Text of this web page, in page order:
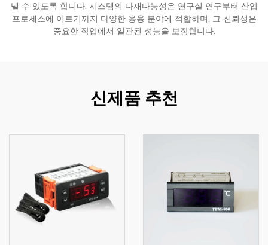
낼 수 있도록 합니다. 시스템의 다재다능성은 연구실 연구부터 산업
프로세스에 이르기까지 다양한 응용 분야에 적합하며, 그 신뢰성은
중요한 작업에서 일관된 성능을 보장합니다.
신제품 추천